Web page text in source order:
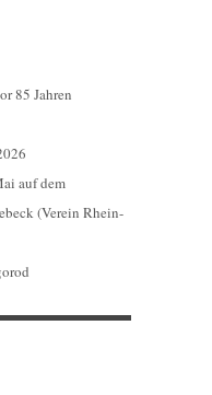
85 Jahren
auf dem
(Verein Rhein-